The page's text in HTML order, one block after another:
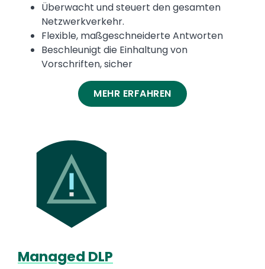
Überwacht und steuert den gesamten
Netzwerkverkehr.
Flexible, maßgeschneiderte Antworten
Beschleunigt die Einhaltung von
Vorschriften, sicher
MEHR ERFAHREN
Media
Image
Text
Managed DLP